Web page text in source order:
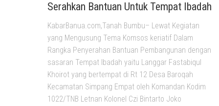
Serahkan Bantuan Untuk Tempat Ibadah
KabarBanua.com,Tanah Bumbu– Lewat Kegiatan
yang Mengusung Tema Komsos keriatif Dalam
Rangka Penyerahan Bantuan Pembangunan dengan
sasaran Tempat Ibadah yaitu Langgar Fastabiqul
Khoirot yang bertempat di Rt 12 Desa Baroqah
Kecamatan Simpang Empat oleh Komandan Kodim
1022/TNB Letnan Kolonel Czi Bintarto Joko